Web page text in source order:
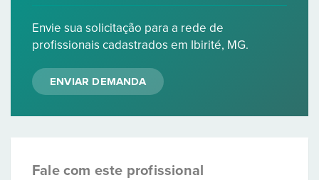
Envie sua solicitação para a rede de
profissionais cadastrados em Ibirité, MG.
ENVIAR DEMANDA
Fale com este profissional